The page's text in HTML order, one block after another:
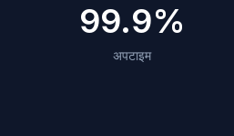
99.9%
अपटाइम